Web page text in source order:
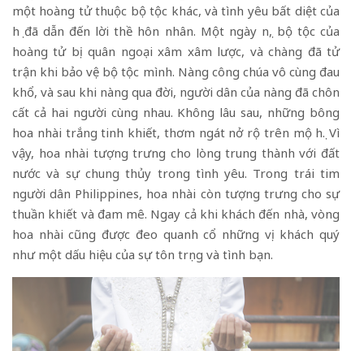
một hoàng tử thuộc bộ tộc khác, và tình yêu bất diệt của
họ đã dẫn đến lời thề hôn nhân. Một ngày nọ, bộ tộc của
hoàng tử bị quân ngoại xâm xâm lược, và chàng đã tử
trận khi bảo vệ bộ tộc mình. Nàng công chúa vô cùng đau
khổ, và sau khi nàng qua đời, người dân của nàng đã chôn
cất cả hai người cùng nhau. Không lâu sau, những bông
hoa nhài trắng tinh khiết, thơm ngát nở rộ trên mộ họ. Vì
vậy, hoa nhài tượng trưng cho lòng trung thành với đất
nước và sự chung thủy trong tình yêu. Trong trái tim
người dân Philippines, hoa nhài còn tượng trưng cho sự
thuần khiết và đam mê. Ngay cả khi khách đến nhà, vòng
hoa nhài cũng được đeo quanh cổ những vị khách quý
như một dấu hiệu của sự tôn trọng và tình bạn.